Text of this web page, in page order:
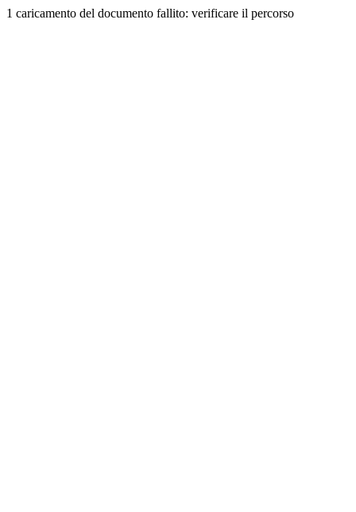
1 caricamento del documento fallito: verificare il percorso